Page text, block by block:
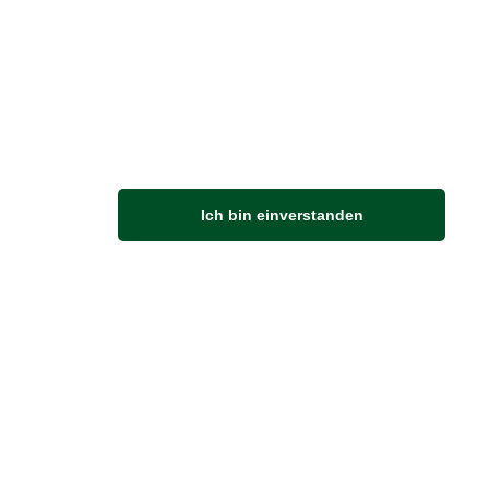
Ich bin einverstanden